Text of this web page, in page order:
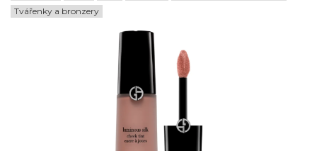
Tvářenky a bronzery